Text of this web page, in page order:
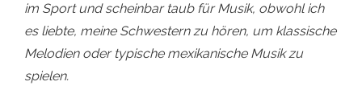
im Sport und scheinbar taub für Musik, obwohl ich
es liebte, meine Schwestern zu hören, um klassische
Melodien oder typische mexikanische Musik zu
spielen.